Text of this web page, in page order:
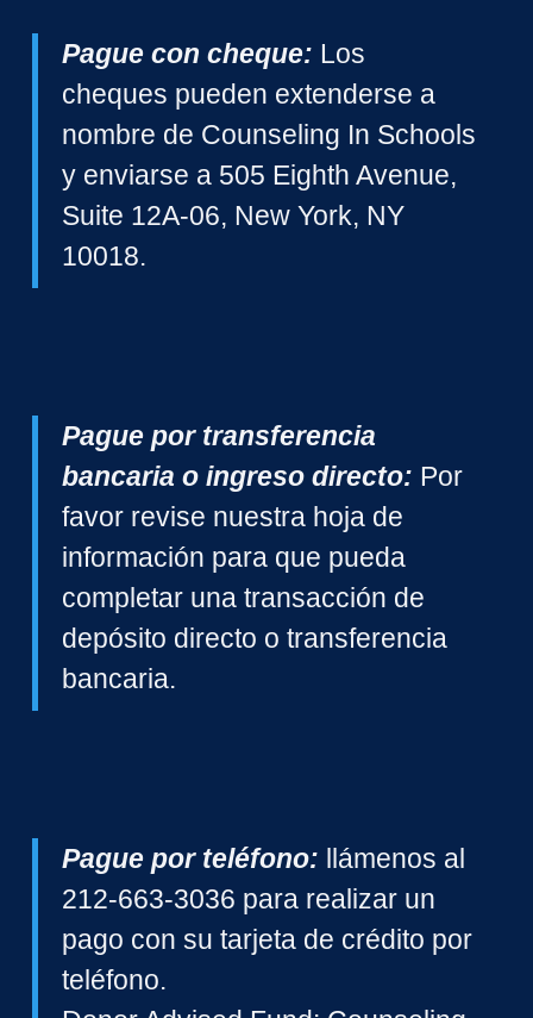
Pague con cheque: Los
cheques pueden extenderse a
nombre de Counseling In Schools
y enviarse a 505 Eighth Avenue,
Suite 12A-06, New York, NY
10018.
Pague por transferencia
bancaria o ingreso directo: Por
favor revise nuestra hoja de
información para que pueda
completar una transacción de
depósito directo o transferencia
bancaria.
Pague por teléfono:
llámenos al
212-663-3036 para realizar un
pago con su tarjeta de crédito por
teléfono.